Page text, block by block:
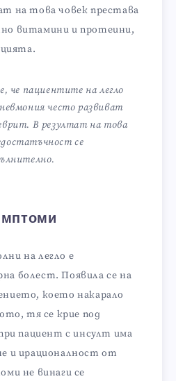
на това човек престава
витамини и протеини,
че пациентите на легло
често развиват
В резултат на това
се
на легло е
болест. Появила се на
което накарало
тя се крие под
пациент с инсулт има
и ирационалност от
не винаги се